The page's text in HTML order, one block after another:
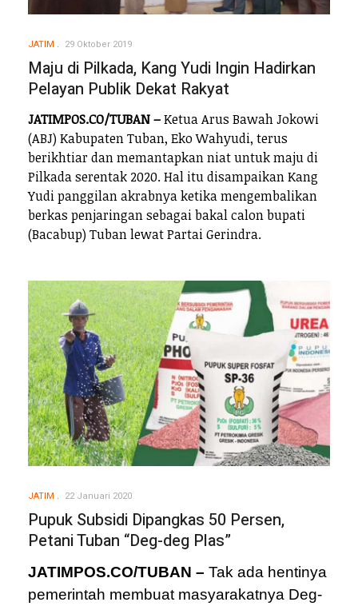
JATIM 29 Oktober 2019
Maju di Pilkada, Kang Yudi Ingin Hadirkan
Pelayan Publik Dekat Rakyat
JATIMPOS.CO/TUBAN –Ketua Arus Bawah Jokowi
(ABJ) Kabupaten Tuban, Eko Wahyudi, terus
berikhtiar dan memantapkan niat untuk maju di
Pilkada serentak 2020. Hal itu disampaikan Kang
Yudi panggilan akrabnya ketika mengembalikan
berkas penjaringan sebagai bakal calon bupati
(Bacabup) Tuban lewat Partai Gerindra.
JATIM 22 Januari 2020
Pupuk Subsidi Dipangkas 50 Persen,
Petani Tuban “Deg-deg Plas”
JATIMPOS.CO/TUBAN – Tak ada hentinya
pemerintah membuat masyarakatnya Deg-